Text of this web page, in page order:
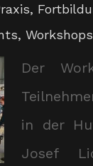
,
,
Der
in der
Josef